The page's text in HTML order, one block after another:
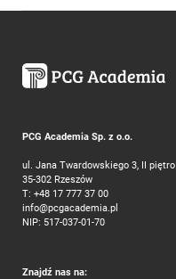
PCG Academia Sp. z o.o.
ul. Jana Twardowskiego 3, II piętro
35-302 Rzeszów
T: +48 17 777 37 00
info@pcgacademia.pl
NIP: 517-037-01-70
Znajdź nas na: